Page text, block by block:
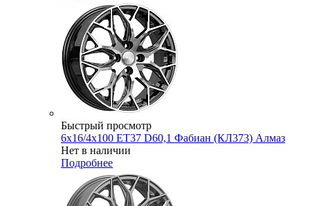
Быстрый просмотр
6x16/4x100 ET37 D60,1 Фабиан (КЛ373) Алмаз
Нет в наличии
Подробнее